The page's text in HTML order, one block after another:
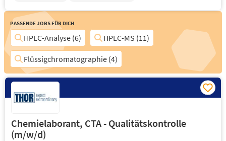
Passende Jobs für Dich
HPLC-Analyse (6)
HPLC-MS (11)
Flüssigchromatographie (4)
Chemielaborant, CTA - Qualitätskontrolle
(m/w/d)